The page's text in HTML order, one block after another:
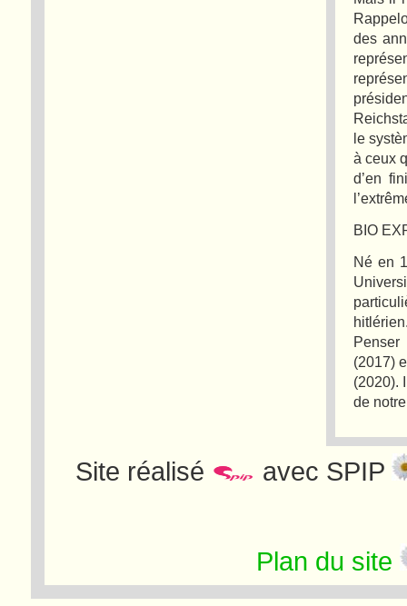
des
le
à ceux
d’en
BIO
Né en
(2017)
(2020).
de
Site réalisé avec SPIP
Plan du site